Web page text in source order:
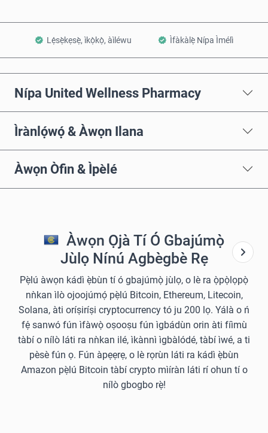
Lẹ́sẹ̀kẹsẹ̀, ìkọ̀kọ̀, àìléwu Ìfàkàlẹ̀ Nípa Ìmélì
Nípa United Wellness Pharmacy
Ìrànlọ́wọ́ & Àwọn Ilana
Àwọn Òfin & Ìpèlé
Àwọn Ọjà Tí Ó Gbajúmọ̀
Jùlọ Nínú Agbègbè Rẹ
Pẹ̀lú àwọn kádì ẹ̀bùn tí ó gbajúmọ̀ jùlọ, o lè ra ọ̀pọ̀lọpọ̀
nǹkan ìlò ojoojúmọ́ pẹ̀lú Bitcoin, Ethereum, Litecoin,
Solana, àti oríṣiríṣi cryptocurrency tó ju 200 lọ. Yálà o ń
fẹ́ sanwó fún ìfàwọ̀ oṣooṣu fún ìgbádùn orin àti fíìmù
tàbí o nílò láti ra nǹkan ilé, ìkànnì ìgbàlódé, tàbí ìwé, a ti
pèsè fún ọ. Fún àpẹẹrẹ, o lè rọrùn láti ra kádì ẹ̀bùn
Amazon pẹ̀lú Bitcoin tàbí crypto mìíràn láti rí ohun tí o
nílò gbogbo rẹ̀!